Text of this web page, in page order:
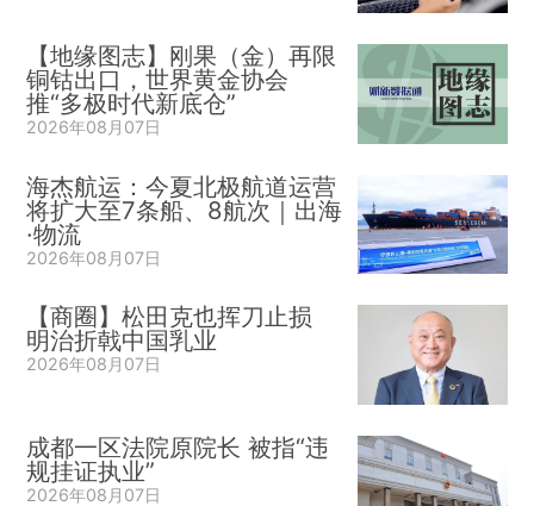
【地缘图志】刚果（金）再限
铜钴出口，世界黄金协会
推“多极时代新底仓”
2026年08月07日
海杰航运：今夏北极航道运营
将扩大至7条船、8航次｜出海
·物流
2026年08月07日
【商圈】松田克也挥刀止损
明治折戟中国乳业
2026年08月07日
成都一区法院原院长 被指“违
规挂证执业”
2026年08月07日